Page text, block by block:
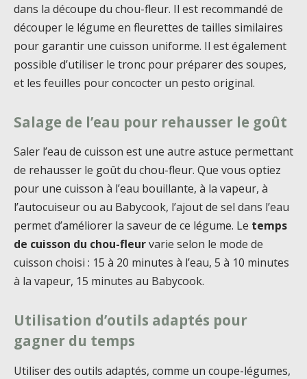
dans la découpe du chou-fleur. Il est recommandé de
découper le légume en fleurettes de tailles similaires
pour garantir une cuisson uniforme. Il est également
possible d’utiliser le tronc pour préparer des soupes,
et les feuilles pour concocter un pesto original.
Salage de l’eau pour rehausser le goût
Saler l’eau de cuisson est une autre astuce permettant
de rehausser le goût du chou-fleur. Que vous optiez
pour une cuisson à l’eau bouillante, à la vapeur, à
l’autocuiseur ou au Babycook, l’ajout de sel dans l’eau
permet d’améliorer la saveur de ce légume. Le temps
de cuisson du chou-fleurvarie selon le mode de
cuisson choisi : 15 à 20 minutes à l’eau, 5 à 10 minutes
à la vapeur, 15 minutes au Babycook.
Utilisation d’outils adaptés pour
gagner du temps
Utiliser des outils adaptés, comme un coupe-légumes,